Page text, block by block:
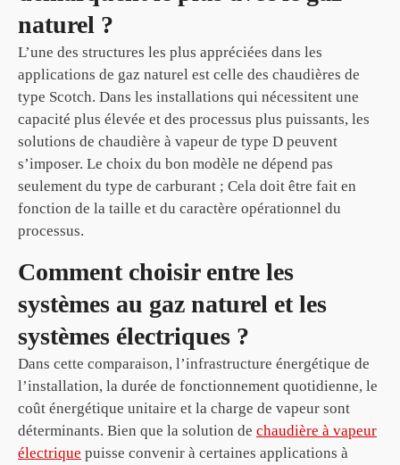
naturel ?
L’une des structures les plus appréciées dans les
applications de gaz naturel est celle des chaudières de
type Scotch. Dans les installations qui nécessitent une
capacité plus élevée et des processus plus puissants, les
solutions de chaudière à vapeur de type D peuvent
s’imposer. Le choix du bon modèle ne dépend pas
seulement du type de carburant ; Cela doit être fait en
fonction de la taille et du caractère opérationnel du
processus.
Comment choisir entre les
systèmes au gaz naturel et les
systèmes électriques ?
Dans cette comparaison, l’infrastructure énergétique de
l’installation, la durée de fonctionnement quotidienne, le
coût énergétique unitaire et la charge de vapeur sont
déterminants. Bien que la solution de chaudière à vapeur
électrique puisse convenir à certaines applications à